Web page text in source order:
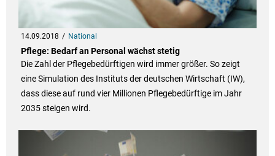
14.09.2018 National
Pflege: Bedarf an Personal wächst stetig
Die Zahl der Pflegebedürftigen wird immer größer. So zeigt
eine Simulation des Instituts der deutschen Wirtschaft (IW),
dass diese auf rund vier Millionen Pflegebedürftige im Jahr
2035 steigen wird.